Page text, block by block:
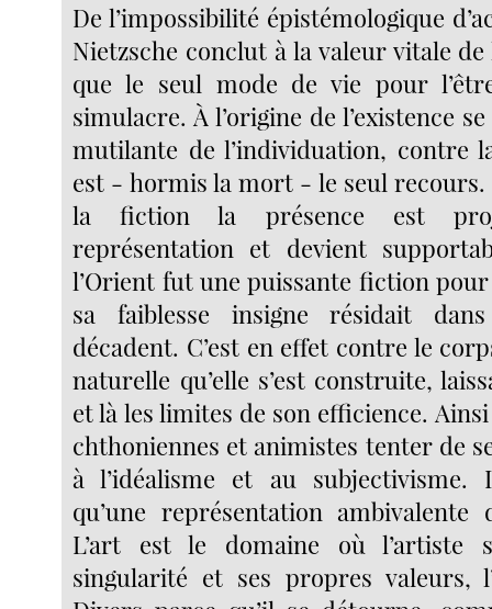
De l’impossibilité épistémologique
Nietzsche conclut à la valeur vitale de
que le seul mode de vie pour
simulacre. À l’origine de l’existence
mutilante de l’individuation, contre
est - hormis la mort - le seul recours.
la fiction la présence est
représentation et devient
l’Orient fut une puissante fiction pour
sa faiblesse insigne résidait
décadent. C’est en effet contre le
naturelle qu’elle s’est construite,
et là les limites de son efficience.
chthoniennes et animistes tenter de
à l’idéalisme et au subjectivisme.
qu’une représentation ambivalente
L’art est le domaine où l’artiste
singularité et ses propres valeurs,